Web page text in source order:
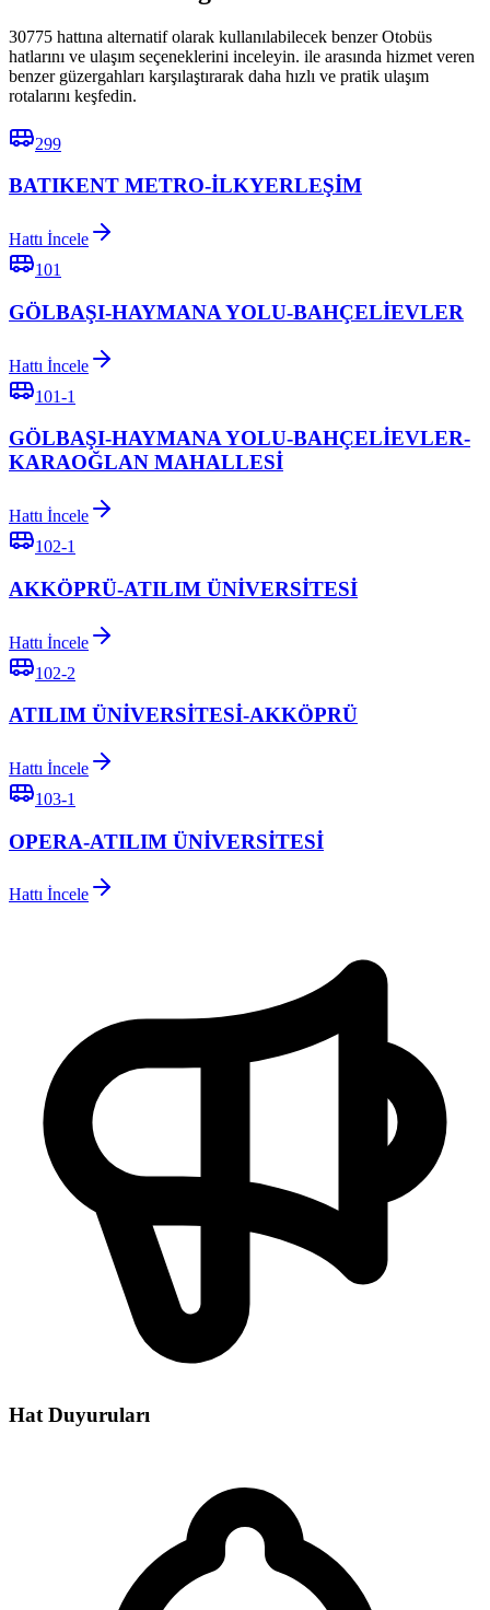
30775 hattına alternatif olarak kullanılabilecek benzer Otobüs
hatlarını ve ulaşım seçeneklerini inceleyin. ile arasında hizmet veren
benzer güzergahları karşılaştırarak daha hızlı ve pratik ulaşım
rotalarını keşfedin.
299
BATIKENT METRO-İLKYERLEŞİM
Hattı İncele
101
GÖLBAŞI-HAYMANA YOLU-BAHÇELİEVLER
Hattı İncele
101-1
GÖLBAŞI-HAYMANA YOLU-BAHÇELİEVLER-
KARAOĞLAN MAHALLESİ
Hattı İncele
102-1
AKKÖPRÜ-ATILIM ÜNİVERSİTESİ
Hattı İncele
102-2
ATILIM ÜNİVERSİTESİ-AKKÖPRÜ
Hattı İncele
103-1
OPERA-ATILIM ÜNİVERSİTESİ
Hattı İncele
Hat Duyuruları